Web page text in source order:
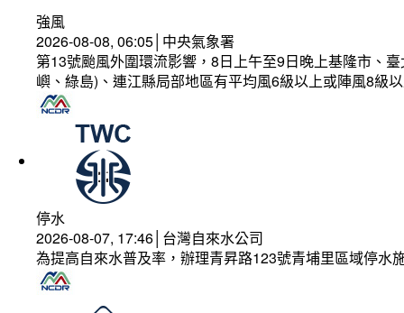
強風
2026-08-08, 06:05│中央氣象署
第13號颱風外圍環流影響，8日上午至9日晚上基隆市、
嶼、綠島)、連江縣局部地區有平均風6級以上或陣風8級
停水
2026-08-07, 17:46│台灣自來水公司
為提高自來水普及率，辦理青昇路123號青埔里區域停水